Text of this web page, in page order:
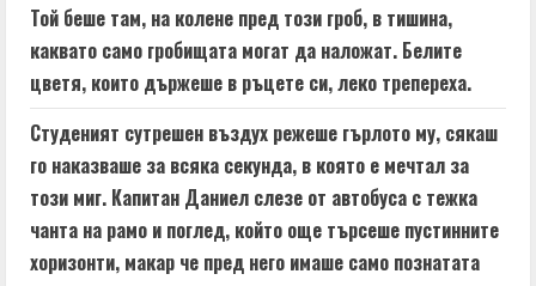
e
a
d
i
n
Той беше там, на колене пред този гроб, в тишина,
каквато само гробищата могат да наложат. Белите
цветя, които държеше в ръцете си, леко трепереха.
Студеният сутрешен въздух режеше гърлото му, сякаш
го наказваше за всяка секунда, в която е мечтал за
този миг. Капитан Даниел слезе от автобуса с тежка
чанта на рамо и поглед, който още търсеше пустинните
хоризонти, макар че пред него имаше само познатата